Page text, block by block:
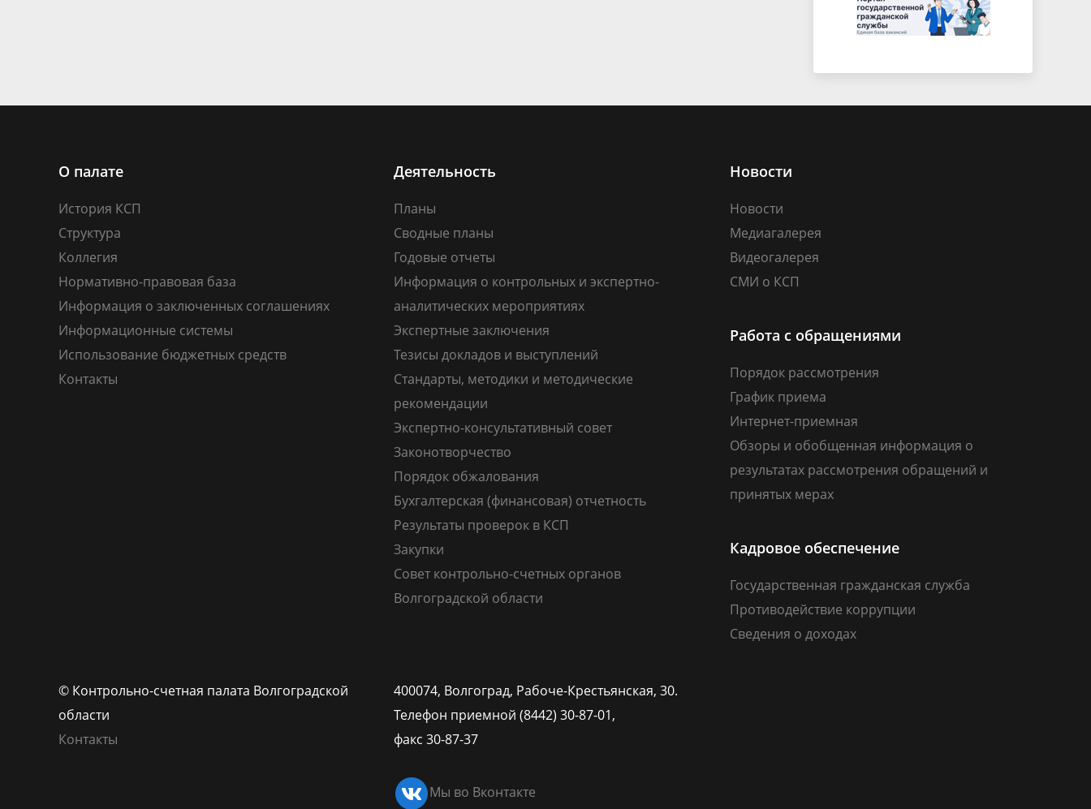
О палате
История КСП
Структура
Коллегия
Нормативно-правовая база
Информация о заключенных соглашениях
Информационные системы
Использование бюджетных средств
Контакты
Деятельность
Планы
Сводные планы
Годовые отчеты
Информация о контрольных и экспертно-
аналитических мероприятиях
Экспертные заключения
Тезисы докладов и выступлений
Стандарты, методики и методические
рекомендации
Экспертно-консультативный совет
Законотворчество
Порядок обжалования
Бухгалтерская (финансовая) отчетность
Результаты проверок в КСП
Закупки
Совет контрольно-счетных органов
Волгоградской области
Новости
Новости
Медиагалерея
Видеогалерея
СМИ о КСП
Работа с обращениями
Порядок рассмотрения
График приема
Интернет-приемная
Обзоры и обобщенная информация о
результатах рассмотрения обращений и
принятых мерах
Кадровое обеспечение
Государственная гражданская служба
Противодействие коррупции
Сведения о доходах
© Контрольно-счетная палата Волгоградской
области
Контакты
400074, Волгоград, Рабоче-Крестьянская, 30.
Телефон приемной (8442) 30-87-01,
факс 30-87-37
Мы во Вконтакте